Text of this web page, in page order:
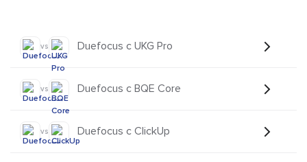
vs Duefocus с UKG Pro
vs Duefocus с BQE Core
vs Duefocus с ClickUp